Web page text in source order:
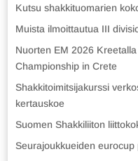
Kutsu shakkituomarien
Muista ilmoittautua III
Nuorten EM 2026
Championship in Crete
Shakkitoimitsijakurssi
kertauskoe
Suomen Shakkiliiton
Seurajoukkueiden